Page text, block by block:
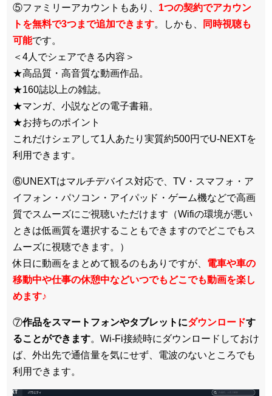
⑤ファミリーアカウントもあり、 1つの契約でアカウン
トを無料で3つまで追加できます。しかも、
同時視聴も
可能です。
＜4人でシェアできる内容＞
★高品質・高音質な動画作品。
★160誌以上の雑誌。
★マンガ、小説などの電子書籍。
★お持ちのポイント
これだけシェアして1人あたり実質約500円でU-NEXTを
利用できます。
⑥UNEXTはマルチデバイス対応で、TV・スマフォ・ア
イフォン・パソコン・アイパッド・ゲーム機などで高画
質でスムーズにご視聴いただけます（Wifiの環境が悪い
ときは低画質を選択することもできますのでどこでもス
ムーズに視聴できます。）
休日に動画をまとめて観るのもありですが、 電車や車の
移動中や仕事の休憩中などいつでもどこでも動画を楽し
めます♪
⑦作品をスマートフォンやタブレットにダウンロードす
ることができます。Wi-Fi接続時にダウンロードしておけ
ば、外出先で通信量を気にせず、電波のないところでも
利用できます。